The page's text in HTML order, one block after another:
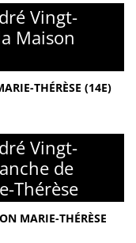
Vingt-
Maison
THÉRÈSE (14E)
Vingt-
de
Thérèse
MARIE-THÉRÈSE